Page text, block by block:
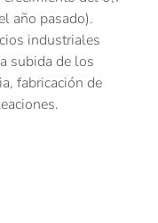
año pasado).
industriales
subida de los
fabricación de